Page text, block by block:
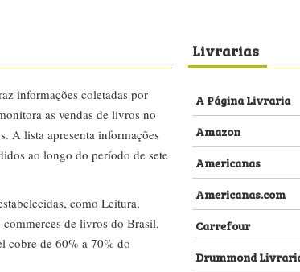
informações coletadas por
as vendas de livros no
A lista apresenta informações
ao longo do período de sete
como Leitura,
de livros do Brasil,
cobre de 60% a 70% do
Livrarias
A Página Livraria
Amazon
Americanas
Americanas.com
Carrefour
Drummond